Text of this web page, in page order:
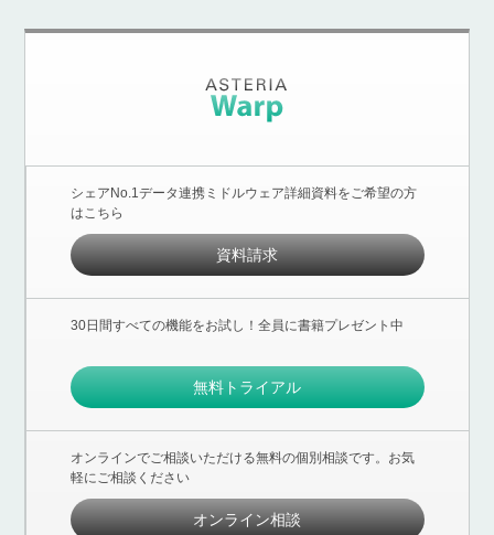
シェアNo.1データ連携ミドルウェア詳細資料をご希望の方
はこちら
資料請求
30日間すべての機能をお試し！全員に書籍プレゼント中
無料トライアル
オンラインでご相談いただける無料の個別相談です。お気
軽にご相談ください
オンライン相談